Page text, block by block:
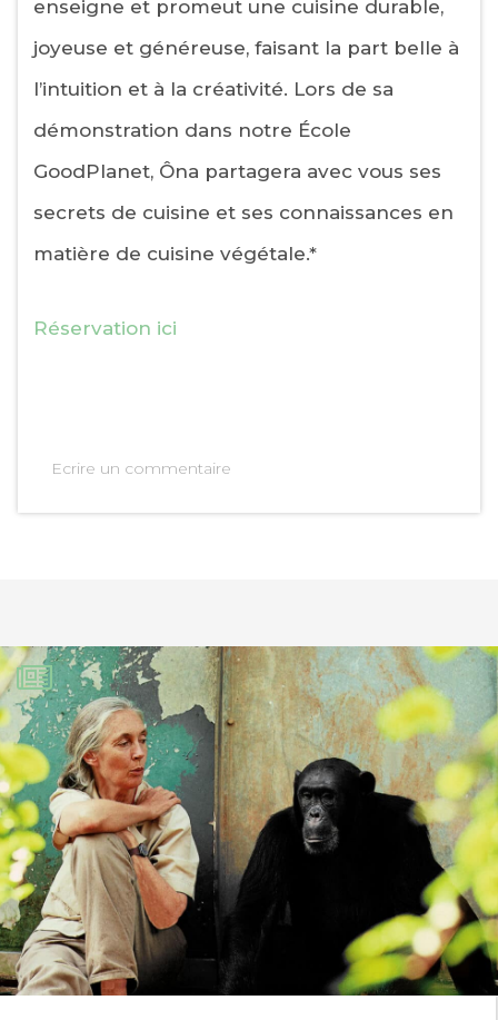
enseigne et promeut une cuisine durable,
joyeuse et généreuse, faisant la part belle à
l’intuition et à la créativité. Lors de sa
démonstration dans notre École
GoodPlanet, Ôna partagera avec vous ses
secrets de cuisine et ses connaissances en
matière de cuisine végétale.*
Réservation ici
Ecrire un commentaire